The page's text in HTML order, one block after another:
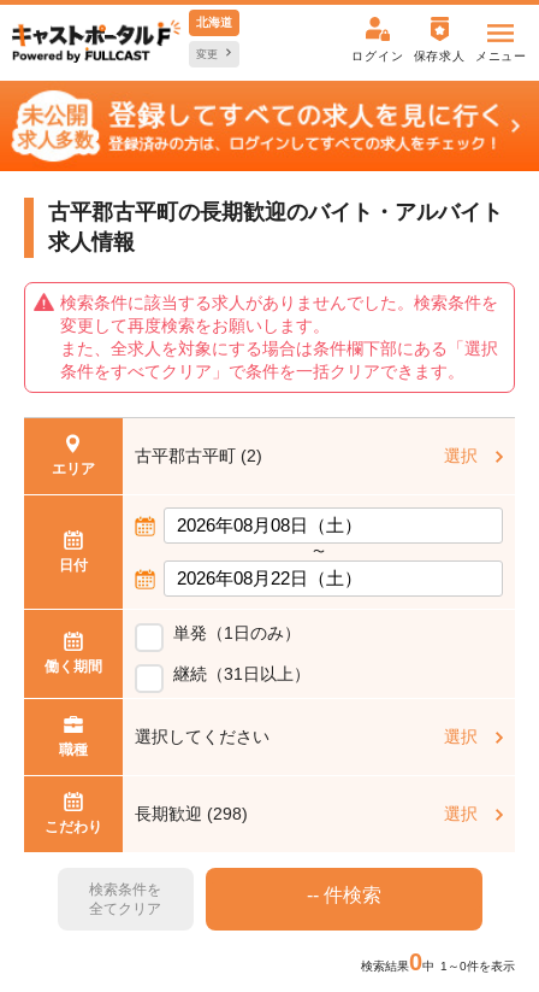
北海道
変更 ログイン 保存求人 メニュー
古平郡古平町の長期歓迎のバイト・アルバイト
求人情報
検索条件に該当する求人がありませんでした。検索条件を
変更して再度検索をお願いします。
また、全求人を対象にする場合は条件欄下部にある「選択
条件をすべてクリア」で条件を一括クリアできます。
エリア
古平郡古平町 (2) 選択
日付
〜
働く期間
単発（1日のみ）
継続（31日以上）
職種
選択してください 選択
こだわり
長期歓迎 (298) 選択
検索条件を
全てクリア
検索結果0中 1～0件を表示